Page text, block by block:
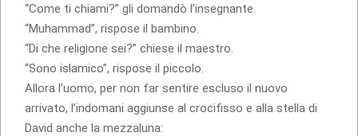
“Come ti chiami?” gli domandò l’insegnante.
“Muhammad”, rispose il bambino.
“Di che religione sei?” chiese il maestro.
“Sono islamico”, rispose il piccolo.
Allora l’uomo, per non far sentire escluso il nuovo
arrivato, l’indomani aggiunse al crocifisso e alla stella di
David anche la mezzaluna: